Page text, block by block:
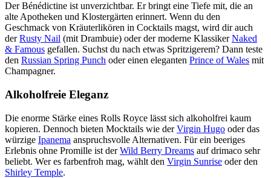
Der Bénédictine ist unverzichtbar. Er bringt eine Tiefe mit, die an
alte Apotheken und Klostergärten erinnert. Wenn du den
Geschmack von Kräuterlikören in Cocktails magst, wird dir auch
derRusty Nail (mit Drambuie) oder der moderne KlassikerNaked
& Famous gefallen. Suchst du nach etwas Spritzigerem? Dann teste
den Russian Spring Punch oder einen eleganten Prince of Wales mit
Champagner.
Alkoholfreie Eleganz
Die enorme Stärke eines Rolls Royce lässt sich alkoholfrei kaum
kopieren. Dennoch bieten Mocktails wie derVirgin Hugo oder das
würzige Ipanema anspruchsvolle Alternativen. Für ein beeriges
Erlebnis ohne Promille ist derWild Berry Dreams auf drimaco sehr
beliebt. Wer es farbenfroh mag, wählt den Virgin Sunrise oder den
Shirley Temple.